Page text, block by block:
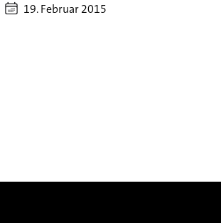
19. Februar 2015